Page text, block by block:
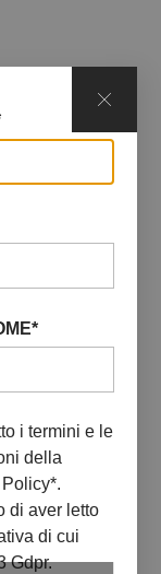
E
i termini e le
della
Policy*.
di aver letto
di cui
Gdpr.